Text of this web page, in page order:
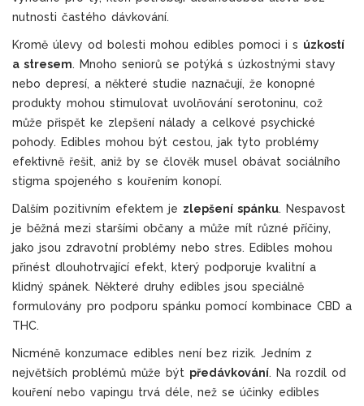
nutnosti častého dávkování.
Kromě úlevy od bolesti mohou edibles pomoci i s úzkostí
a stresem. Mnoho seniorů se potýká s úzkostnými stavy
nebo depresí, a některé studie naznačují, že konopné
produkty mohou stimulovat uvolňování serotoninu, což
může přispět ke zlepšení nálady a celkové psychické
pohody. Edibles mohou být cestou, jak tyto problémy
efektivně řešit, aniž by se člověk musel obávat sociálního
stigma spojeného s kouřením konopí.
Dalším pozitivním efektem je zlepšení spánku. Nespavost
je běžná mezi staršími občany a může mít různé příčiny,
jako jsou zdravotní problémy nebo stres. Edibles mohou
přinést dlouhotrvající efekt, který podporuje kvalitní a
klidný spánek. Některé druhy edibles jsou speciálně
formulovány pro podporu spánku pomocí kombinace CBD a
THC.
Nicméně konzumace edibles není bez rizik. Jedním z
největších problémů může být předávkování. Na rozdíl od
kouření nebo vapingu trvá déle, než se účinky edibles